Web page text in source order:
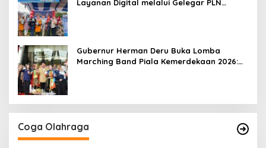
Layanan Digital melalui Gelegar PLN
Gubernur Herman Deru Buka Lomba
Marching Band Piala Kemerdekaan 2026:
Coga Olahraga